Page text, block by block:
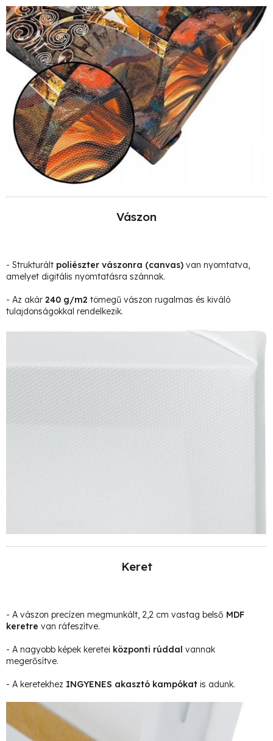
Vászon
- Strukturált poliészter vászonra (canvas) van nyomtatva,
amelyet digitális nyomtatásra szánnak.
- Az akár 240 g/m2 tömegű vászon rugalmas és kiváló
tulajdonságokkal rendelkezik.
Keret
- A vászon precízen megmunkált, 2,2 cm vastag belső MDF
keretre van ráfeszítve.
- A nagyobb képek keretei központi rúddal vannak
megerősítve.
- A keretekhez INGYENES akasztó kampókat is adunk.